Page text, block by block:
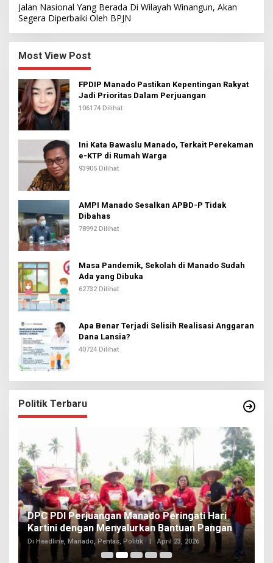
Jalan Nasional Yang Berada Di Wilayah Winangun, Akan
Segera Diperbaiki Oleh BPJN
Most View Post
FPDIP Manado Pastikan Kepentingan Rakyat
Jadi Prioritas Dalam Perjuangan
106174 Dilihat
Ini Kata Bawaslu Manado, Terkait Perekaman
e-KTP di Rumah Warga
93905 Dilihat
AMPI Manado Sesalkan APBD-P Tidak
Dibahas
78992 Dilihat
Masa Pandemik, Sekolah di Manado Sudah
Ada yang Dibuka
62732 Dilihat
Apa Benar Terjadi Selisih Realisasi Anggaran
Dana Lansia?
40724 Dilihat
Politik Terbaru
DPC PDI Perjuangan Manado Peringati Hari
Kartini dengan Menyalurkan Bantuan Pangan
Di Headline, Manado, Pentas, Politik April 23, 2026